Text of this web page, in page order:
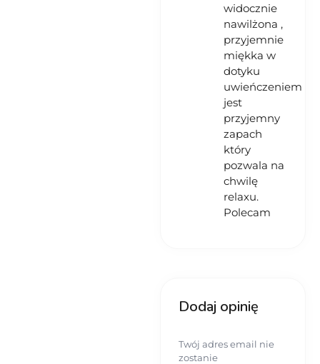
widocznie
nawilżona ,
przyjemnie
miękka w
dotyku
uwieńczeniem
jest
przyjemny
zapach
który
pozwala na
chwilę
relaxu.
Polecam
Dodaj opinię
Twój adres email nie
zostanie